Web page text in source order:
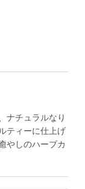
ナチュラルなり
ティーに仕上げ
やしのハーブカ